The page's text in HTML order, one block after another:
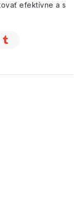
efektívne a s